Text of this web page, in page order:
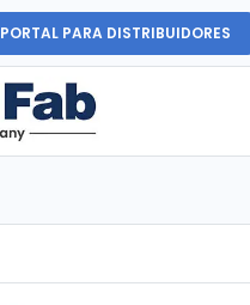
PORTAL PARA DISTRIBUIDORES